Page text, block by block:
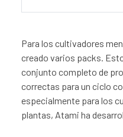
Para los cultivadores
creado varios packs.
conjunto completo de
correctas para un ciclo
especialmente para los
plantas, Atami ha